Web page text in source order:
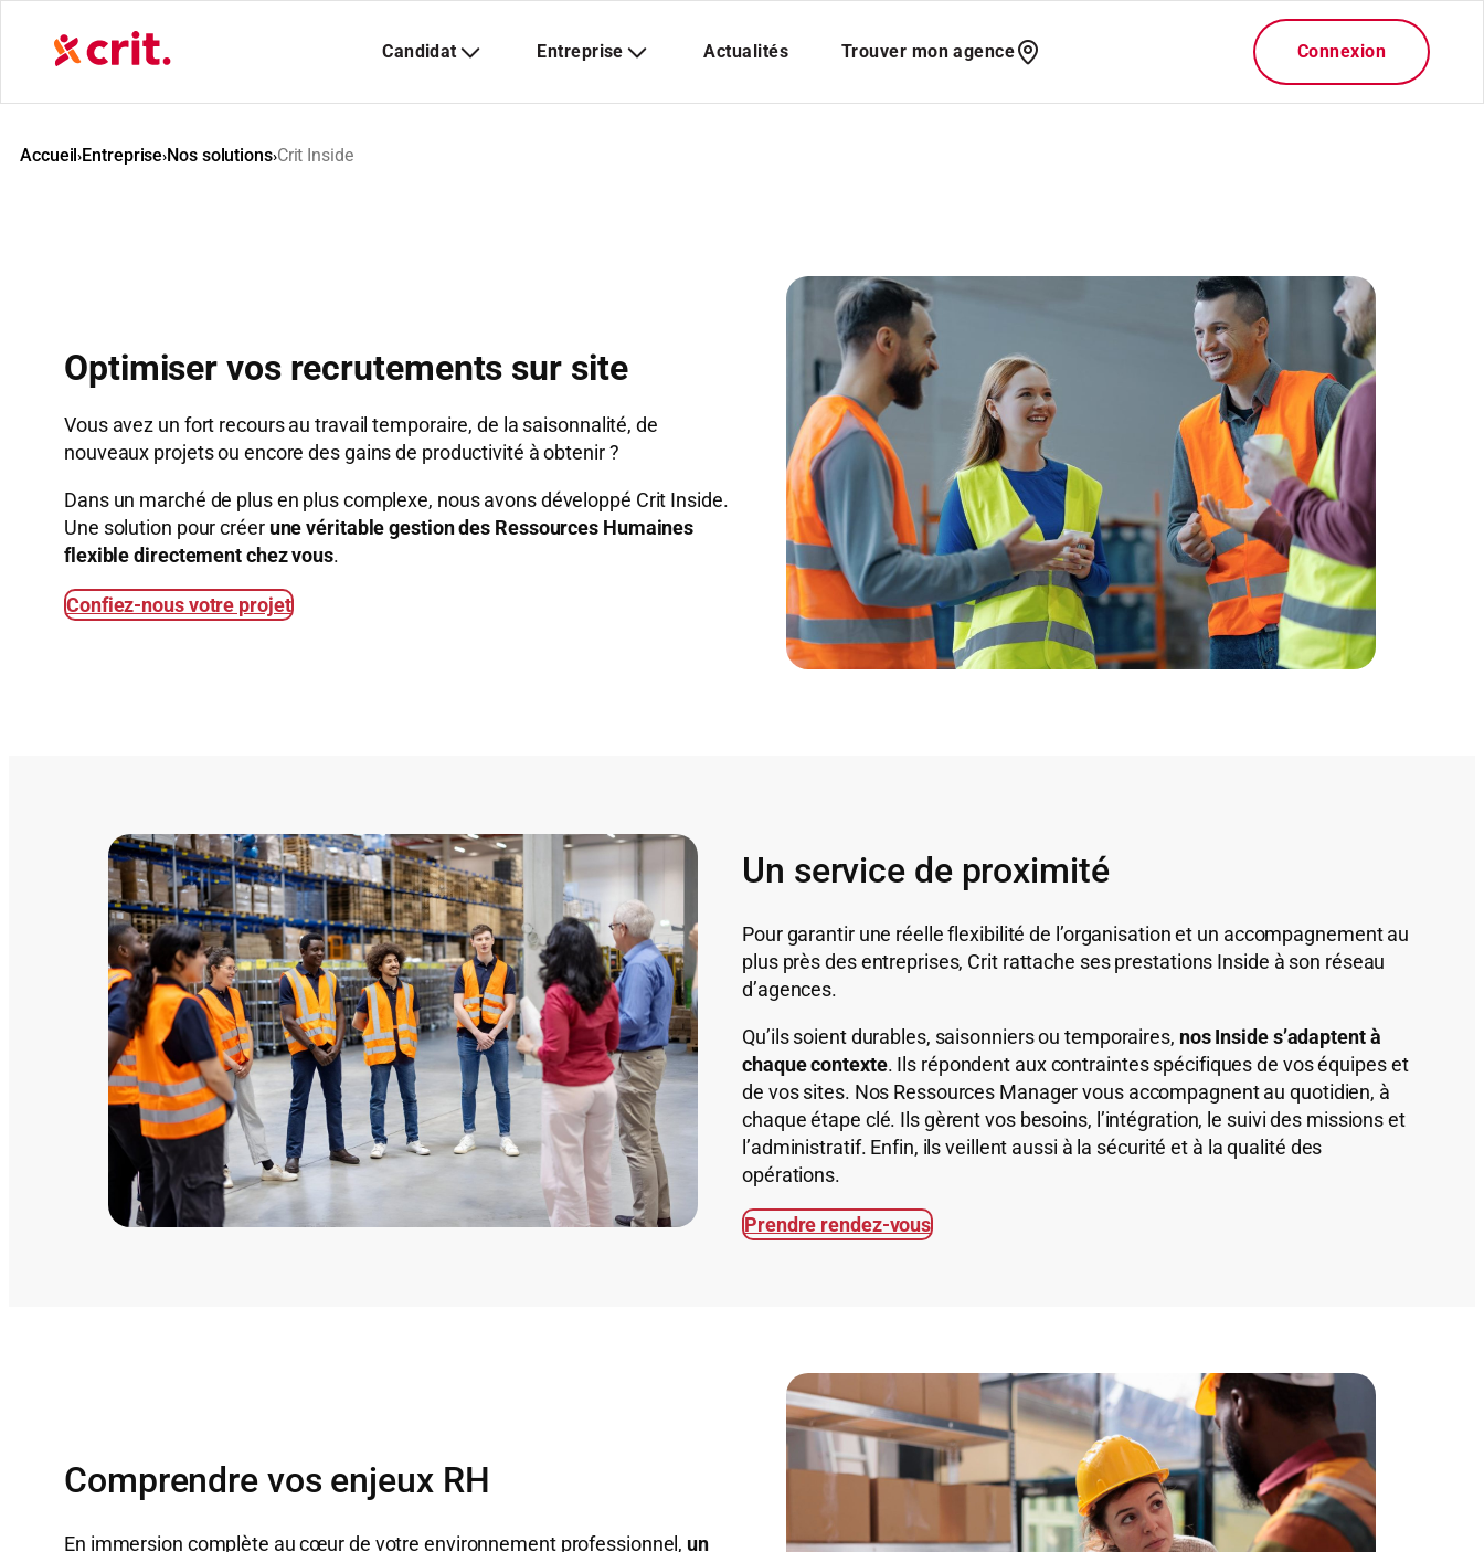
Accueil›Entreprise›Nos solutions›Crit Inside
Optimiser vos recrutements sur site
Vous avez un fort recours au travail temporaire, de la saisonnalité, de
nouveaux projets ou encore des gains de productivité à obtenir ?
Dans un marché de plus en plus complexe, nous avons développé Crit Inside.
Une solution pour créer une véritable gestion des Ressources Humaines
flexible directement chez vous.
Confiez-nous votre projet
Un service de proximité
Pour garantir une réelle flexibilité de l’organisation et un accompagnement au
plus près des entreprises, Crit rattache ses prestations Inside à son réseau
d’agences.
Qu’ils soient durables, saisonniers ou temporaires, nos Inside s’adaptent à
chaque contexte. Ils répondent aux contraintes spécifiques de vos équipes et
de vos sites. Nos Ressources Manager vous accompagnent au quotidien, à
chaque étape clé. Ils gèrent vos besoins, l’intégration, le suivi des missions et
l’administratif. Enfin, ils veillent aussi à la sécurité et à la qualité des
opérations.
Prendre rendez-vous
Comprendre vos enjeux RH
En immersion complète au cœur de votre environnement professionnel, un